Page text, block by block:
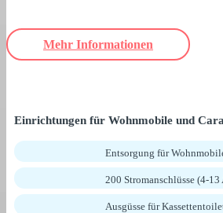
Mehr Informationen
Einrichtungen für Wohnmobile und
Entsorgung für
200 Stromanschlüsse (4-13
Ausgüsse für